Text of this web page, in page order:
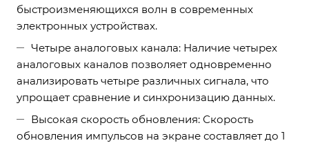
быстроизменяющихся волн в современных
электронных устройствах.
Четыре аналоговых канала: Наличие четырех
аналоговых каналов позволяет одновременно
анализировать четыре различных сигнала, что
упрощает сравнение и синхронизацию данных.
Высокая скорость обновления: Скорость
обновления импульсов на экране составляет до 1